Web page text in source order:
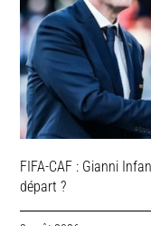
FIFA-CAF : Gianni
départ ?